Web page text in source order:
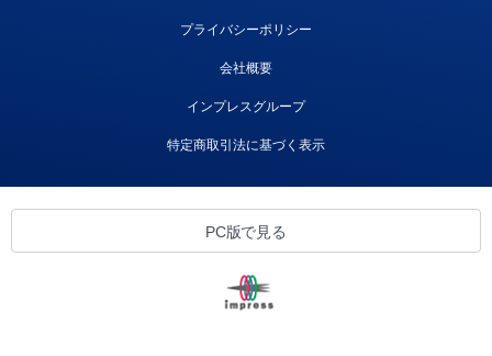
プライバシーポリシー
会社概要
インプレスグループ
特定商取引法に基づく表示
PC版で見る